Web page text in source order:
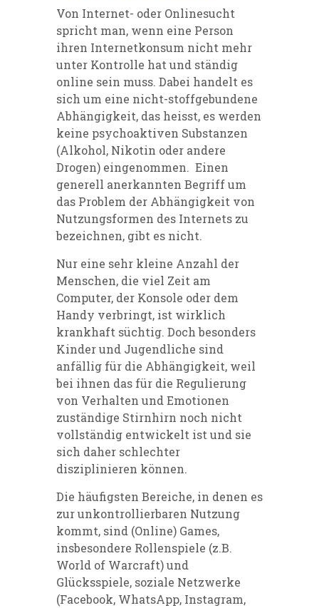
Von Internet- oder Onlinesucht
spricht man, wenn eine Person
ihren Internetkonsum nicht mehr
unter Kontrolle hat und ständig
online sein muss. Dabei handelt es
sich um eine nicht-stoffgebundene
Abhängigkeit, das heisst, es werden
keine psychoaktiven Substanzen
(Alkohol, Nikotin oder andere
Drogen) eingenommen. Einen
generell anerkannten Begriff um
das Problem der Abhängigkeit von
Nutzungsformen des Internets zu
bezeichnen, gibt es nicht.
Nur eine sehr kleine Anzahl der
Menschen, die viel Zeit am
Computer, der Konsole oder dem
Handy verbringt, ist wirklich
krankhaft süchtig. Doch besonders
Kinder und Jugendliche sind
anfällig für die Abhängigkeit, weil
bei ihnen das für die Regulierung
von Verhalten und Emotionen
zuständige Stirnhirn noch nicht
vollständig entwickelt ist und sie
sich daher schlechter
disziplinieren können.
Die häufigsten Bereiche, in denen es
zur unkontrollierbaren Nutzung
kommt, sind (Online) Games,
insbesondere Rollenspiele (z.B.
World of Warcraft) und
Glücksspiele, soziale Netzwerke
(Facebook, WhatsApp, Instagram,